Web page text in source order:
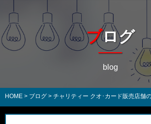
ブログ
blog
HOME > ブログ > チャリティー クオ･カード販売店舗